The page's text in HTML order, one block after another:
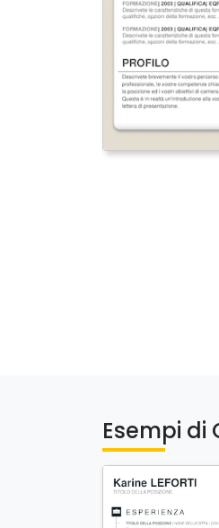
Esempi di